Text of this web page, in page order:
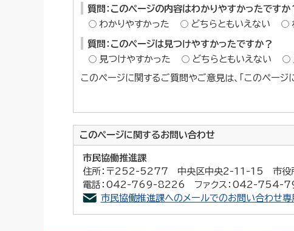
質問：このページの内容はわかりやすかったですか
わかりやすかった
どちらともいえない
質問：このページは見つけやすかったですか？
見つけやすかった
どちらともいえない
このページに関するご質問やご意見は、「このペー
このページに関するお問い合わせ
市民協働推進課
住所：〒252-5277 中央区中央2-11-15 市役
電話：042-769-8226 ファクス：042-754-
市民協働推進課へのメールでのお問い合わせ専